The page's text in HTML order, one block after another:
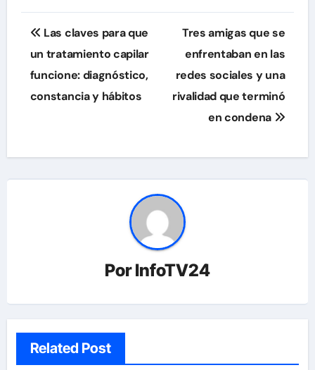
Navegación
de
entradas
Las claves para que
un tratamiento capilar
funcione: diagnóstico,
constancia y hábitos
Tres amigas que se
enfrentaban en las
redes sociales y una
rivalidad que terminó
en condena
PorInfoTV24
Related Post